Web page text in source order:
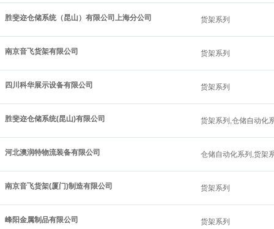
胜斐迩仓储系统（昆山）有限公司上海分公司 货架系列
南京音飞货架有限公司 货架系列
四川科华展示设备有限公司 货架系列
胜斐迩仓储系统(昆山)有限公司 货架系列,仓储自动化
河北澳润特物流装备有限公司 仓储自动化系列,货架
南京音飞货架(厦门)制造有限公司 货架系列
峰阳金属制品有限公司 货架系列